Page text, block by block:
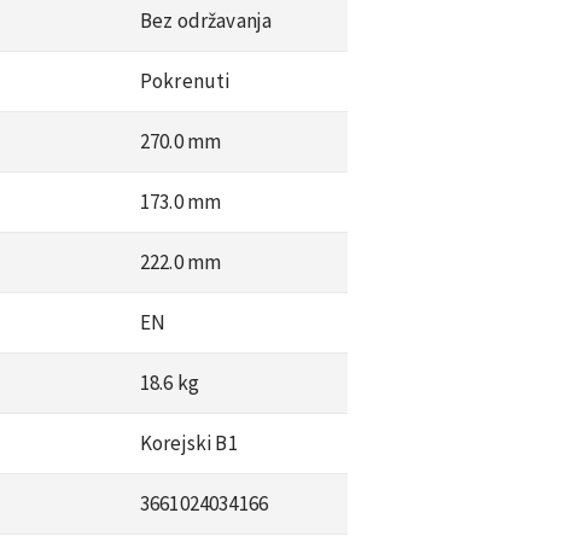
Bez održavanja
Pokrenuti
270.0 mm
173.0 mm
222.0 mm
EN
18.6 kg
Korejski B1
3661024034166